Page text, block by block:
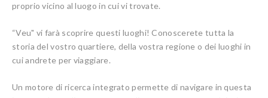
proprio vicino al luogo in cui vi trovate.
“Veu" vi farà scoprire questi luoghi! Conoscerete tutta la
storia del vostro quartiere, della vostra regione o dei luoghi in
cui andrete per viaggiare.
Un motore di ricerca integrato permette di navigare in questa